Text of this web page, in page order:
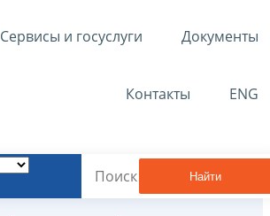
Сервисы и госуслуги Документы
Контакты ENG
Найти